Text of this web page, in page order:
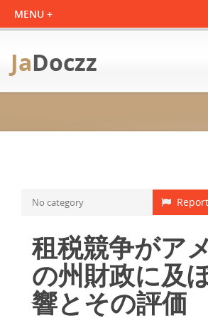
JaDoczz
Report
No category
租税競争がア
の州財政に及
響とその評価